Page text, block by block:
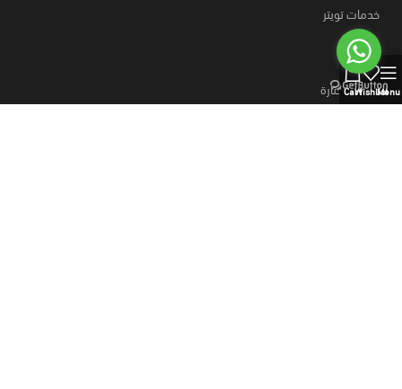
خدمات تويتر
روابط مختارةMenu
Wishlist
0
Cart